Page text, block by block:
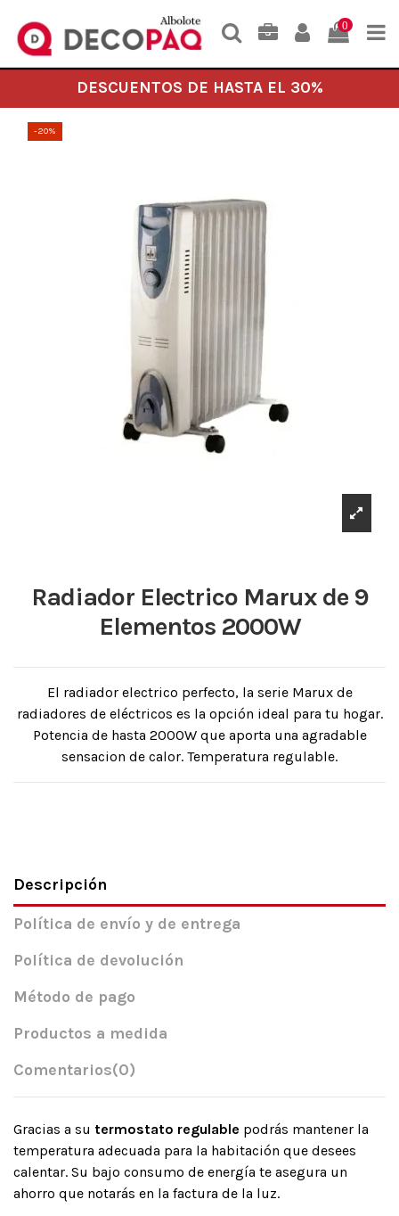
0
DESCUENTOS DE HASTA EL 30%
-20%
Radiador Electrico Marux de 9
Elementos 2000W
El radiador electrico perfecto, la serie Marux de
radiadores de eléctricos es la opción ideal para tu hogar.
Potencia de hasta 2000W que aporta una agradable
sensacion de calor. Temperatura regulable.
Descripción
Política de envío y de entrega
Política de devolución
Método de pago
Productos a medida
Comentarios(0)
Gracias a su termostato regulable podrás mantener la
temperatura adecuada para la habitación que desees
calentar. Su bajo consumo de energía te asegura un
ahorro que notarás en la factura de la luz.